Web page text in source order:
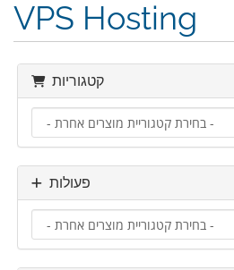
VPS Hosting
קטגוריות
פעולות